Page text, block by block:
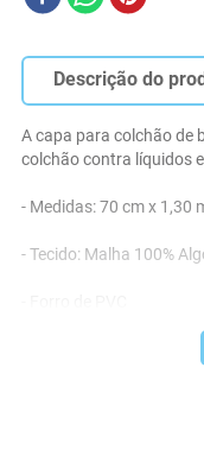
Descrição do
A capa para colchão de
colchão contra líquidos
- Medidas: 70 cm x 1,30
- Tecido: Malha 100%
- Enchimento: 100%